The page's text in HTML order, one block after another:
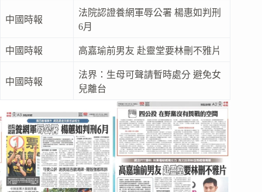
中國時報
法院認證養網軍辱公署 楊惠如判刑
6月
中國時報 高嘉瑜前男友 赴靈堂要林刪不雅片
中國時報
法界：生母可聲請暫時處分 避免女
兒離台